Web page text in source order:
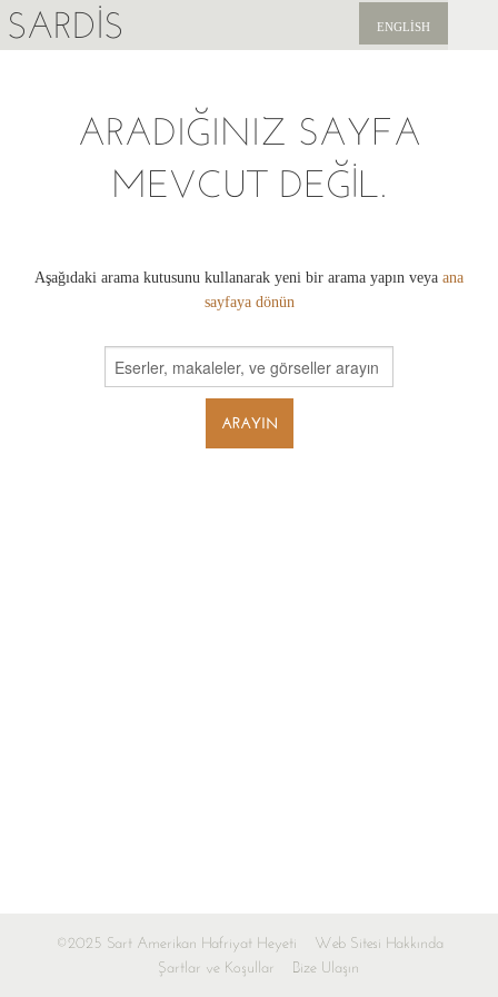
SARDIS ENGLISH
ARADIĞINIZ SAYFA
MEVCUT DEĞIL.
Aşağıdaki arama kutusunu kullanarak yeni bir arama yapın veya ana
sayfaya dönün
©2025 Sart Amerikan Hafriyat Heyeti
Web Sitesi Hakkında
Şartlar ve Koşullar
Bize Ulaşın